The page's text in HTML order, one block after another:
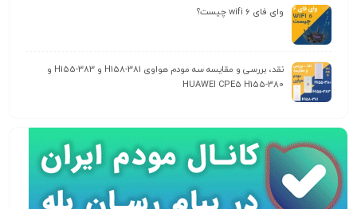
وای‌ فای wifi 6 چیست؟
نقد، بررسی و مقایسه سه مودم هواوی H158-381 و H155-383 و
HUAWEI CPE5 H155-380